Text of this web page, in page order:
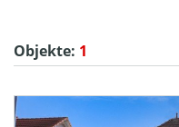
Objekte: 1